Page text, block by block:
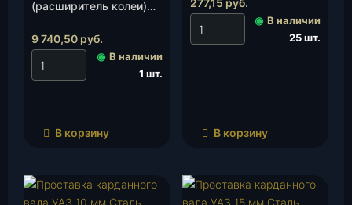
(расширитель колеи)
гайки (сталь)
(«AUTOGUR73»)(П К 40
мм (4 шт), к-т.
9 740,50 руб.
◉ В наличии
1 шт.
В корзину
277,15 руб.
◉ В наличии
25 шт.
В корзину